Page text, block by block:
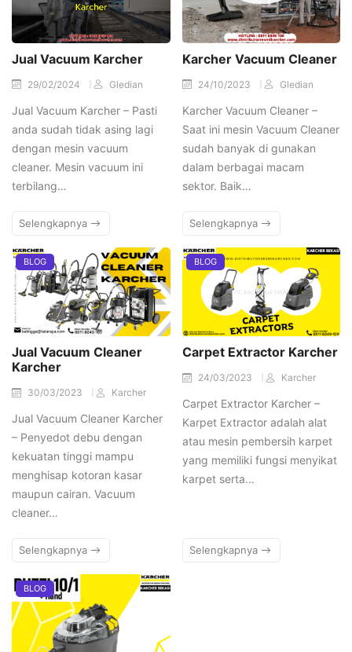
Jual Vacuum Karcher
29/02/2024 Gledian
Jual Vacuum Karcher – Pasti
anda sudah tidak asing lagi
dengan mesin vacuum
cleaner. Mesin vacuum ini
terbilang…
Selengkapnya
Karcher Vacuum Cleaner
24/10/2023 Gledian
Karcher Vacuum Cleaner –
Saat ini mesin Vacuum Cleaner
sudah banyak di gunakan
dalam berbagai macam
sektor. Baik…
Selengkapnya
BLOG
Jual Vacuum Cleaner
Karcher
30/03/2023 Karcher
Jual Vacuum Cleaner Karcher
– Penyedot debu dengan
kekuatan tinggi mampu
menghisap kotoran kasar
maupun cairan. Vacuum
cleaner…
Selengkapnya
BLOG
Carpet Extractor Karcher
24/03/2023 Karcher
Carpet Extractor Karcher –
Karpet Extractor adalah alat
atau mesin pembersih karpet
yang memiliki fungsi menyikat
karpet serta…
Selengkapnya
BLOG